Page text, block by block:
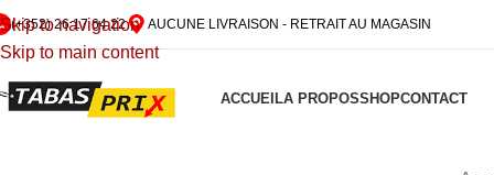
Skip to navigation
Skip to main content
(+352) 26 17 64 22 AUCUNE LIVRAISON - RETRAIT AU MAGASIN
ACCUEILA PROPOSSHOPCONTACT